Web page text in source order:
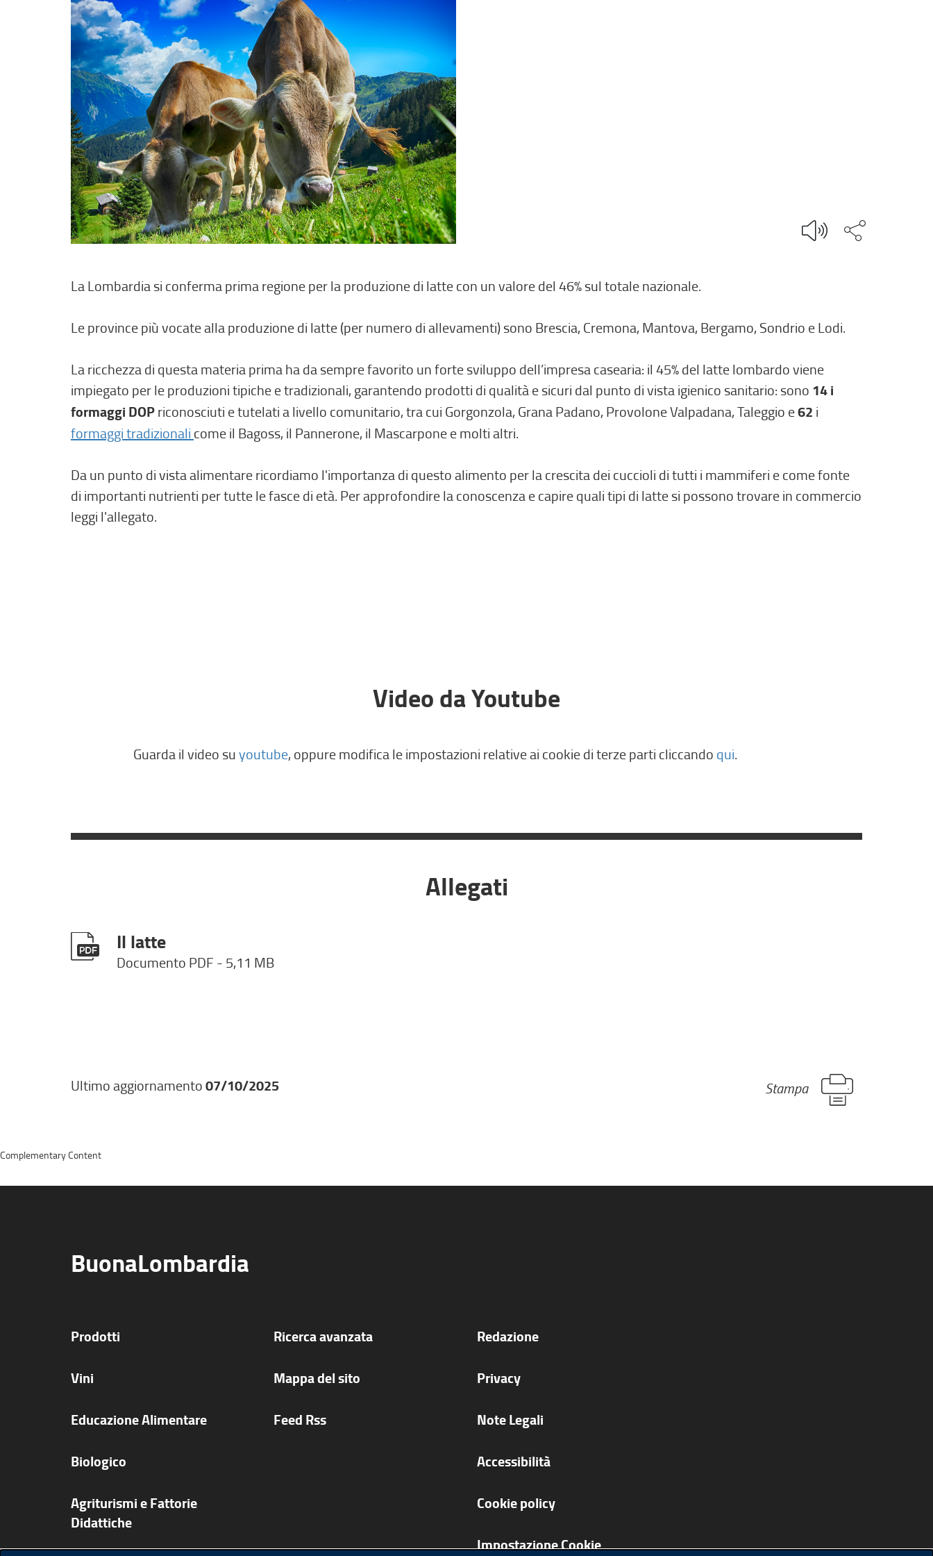
Condividi
La Lombardia si conferma prima regione per la produzione di latte con un valore del 46% sul totale nazionale.
Le province più vocate alla produzione di latte (per numero di allevamenti) sono Brescia, Cremona, Mantova, Bergamo, Sondrio e Lodi.
La ricchezza di questa materia prima ha da sempre favorito un forte sviluppo dell’impresa casearia: il 45% del latte lombardo viene
impiegato per le produzioni tipiche e tradizionali, garantendo prodotti di qualità e sicuri dal punto di vista igienico sanitario: sono 14 i
formaggi DOPriconosciuti e tutelati a livello comunitario, tra cui Gorgonzola, Grana Padano, Provolone Valpadana, Taleggio e62 i
formaggi tradizionali come il Bagoss, il Pannerone, il Mascarpone e molti altri.
Da un punto di vista alimentare ricordiamo l'importanza di questo alimento per la crescita dei cuccioli di tutti i mammiferi e come fonte
di importanti nutrienti per tutte le fasce di età. Per approfondire la conoscenza e capire quali tipi di latte si possono trovare in commercio
leggi l'allegato.
Video da Youtube
Guarda il video suyoutube, oppure modifica le impostazioni relative ai cookie di terze parti cliccando qui.
Allegati
Il latte
Documento PDF - 5,11 MB
Ultimo aggiornamento07/10/2025 Stampa
BuonaLombardia
Prodotti
Vini
Educazione Alimentare
Biologico
Agriturismi e Fattorie
Didattiche
Ricerca avanzata
Mappa del sito
Feed Rss
Redazione
Privacy
Note Legali
Accessibilità
Cookie policy
Impostazione Cookie
Complementary Content